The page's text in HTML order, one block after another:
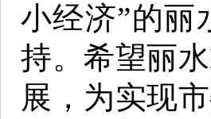
小经济”的丽
持。希望丽
展，为实现